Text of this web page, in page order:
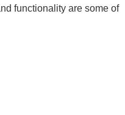
functionality are some of